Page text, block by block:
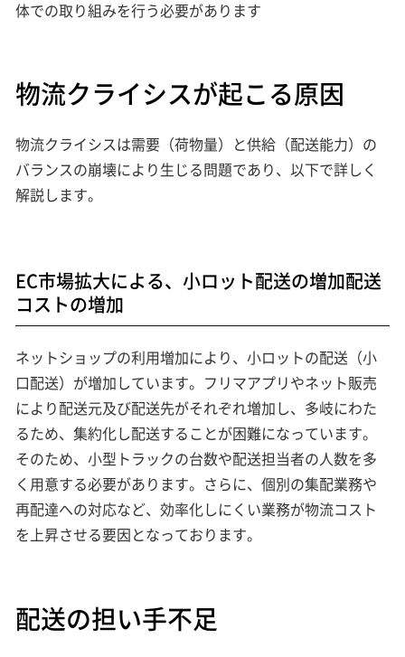
体での取り組みを行う必要があります
物流クライシスが起こる原因
物流クライシスは需要（荷物量）と供給（配送能力）の
バランスの崩壊により生じる問題であり、以下で詳しく
解説します。
EC市場拡大による、小ロット配送の増加配送
コストの増加
ネットショップの利用増加により、小ロットの配送（小
口配送）が増加しています。フリマアプリやネット販売
により配送元及び配送先がそれぞれ増加し、多岐にわた
るため、集約化し配送することが困難になっています。
そのため、小型トラックの台数や配送担当者の人数を多
く用意する必要があります。さらに、個別の集配業務や
再配達への対応など、効率化しにくい業務が物流コスト
を上昇させる要因となっております。
配送の担い手不足